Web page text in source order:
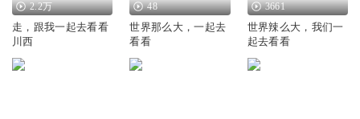
2.2万
走，跟我一起去看看
川西
48
世界那么大，一起去
看看
3661
世界辣么大，我们一
起去看看